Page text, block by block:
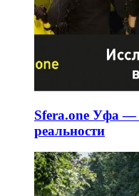
Sfera.one Уфа —
реальности